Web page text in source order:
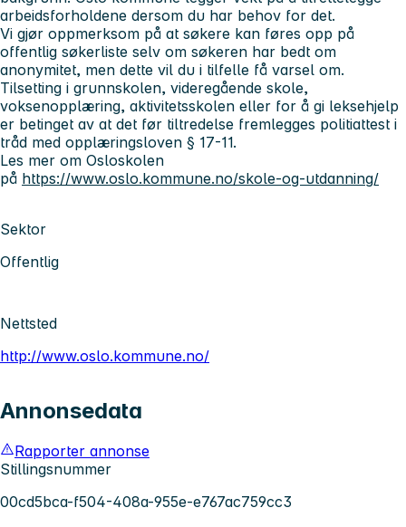
arbeidsforholdene dersom du har behov for det.
Vi gjør oppmerksom på at søkere kan føres opp på
offentlig søkerliste selv om søkeren har bedt om
anonymitet, men dette vil du i tilfelle få varsel om.
Tilsetting i grunnskolen, videregående skole,
voksenopplæring, aktivitetsskolen eller for å gi leksehjelp
er betinget av at det før tiltredelse fremlegges politiattest i
tråd med opplæringsloven § 17-11.
Les mer om Osloskolen
på https://www.oslo.kommune.no/skole-og-utdanning/
Sektor
Offentlig
Nettsted
http://www.oslo.kommune.no/
Annonsedata
Rapporter annonse
Stillingsnummer
00cd5bca-f504-408a-955e-e767ac759cc3